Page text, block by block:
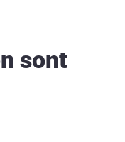
sont